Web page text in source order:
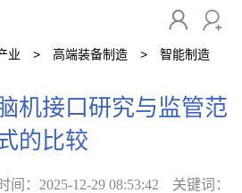
业 高端装备制造 智能制造
机接口研究与监管范
的比较
间：2025-12-29 08:53:42
关键词：